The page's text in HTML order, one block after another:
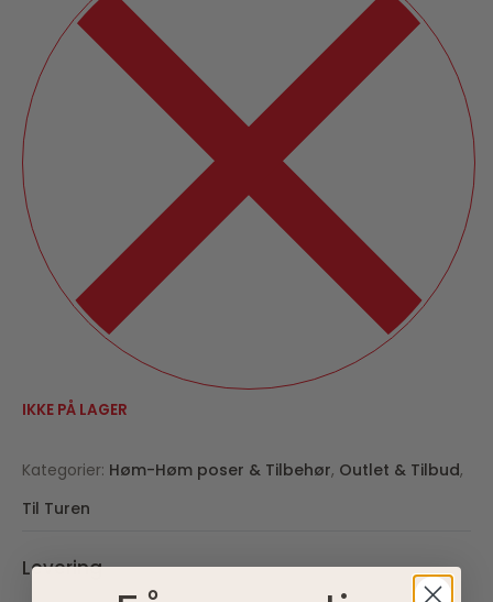
IKKE PÅ LAGER
Kategorier: Høm-Høm poser & Tilbehør, Outlet & Tilbud,
Til Turen
Levering